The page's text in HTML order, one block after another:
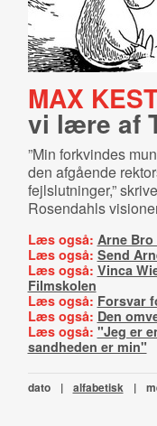
MAX
vi lære af
”Min forkvindes
den afgående
fejlslutninger,”
Rosendahls
Læs også: Arne
Læs også: Send
Læs også: Vinca
Filmskolen
Læs også: Forsvar
Læs også: Den
Læs også: "Jeg er
sandheden er min"
dato | alfabetisk |